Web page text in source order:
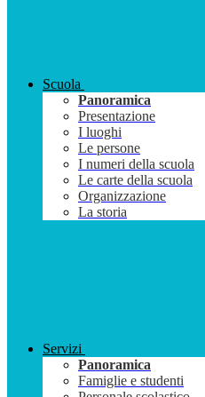
Scuola
Panoramica
Presentazione
I luoghi
Le persone
I numeri della scuola
Le carte della scuola
Organizzazione
La storia
Servizi
Panoramica
Famiglie e studenti